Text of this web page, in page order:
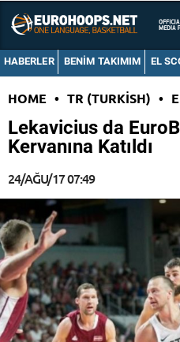
HABERLER BENIM TAKIMIM EL
HOME • TR (TURKISH) •
Lekavicius da
Kervanına Katıldı
24/AĞU/17 07:49